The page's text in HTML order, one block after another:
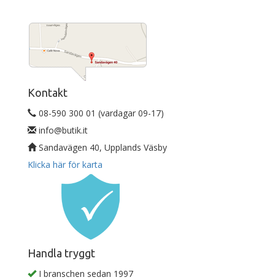
Kontakt
08-590 300 01 (vardagar 09-17)
info@butik.it
Sandavägen 40, Upplands Väsby
Klicka här för karta
Handla tryggt
I branschen sedan 1997